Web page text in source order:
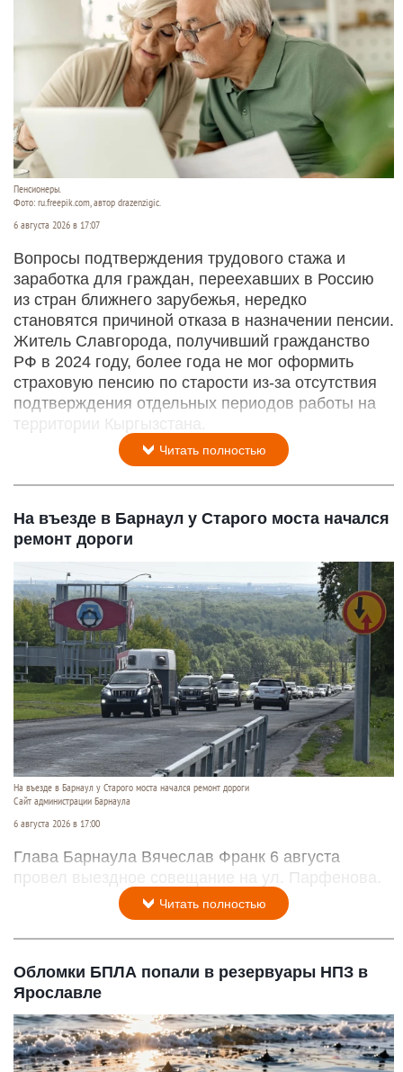
произошла погоня с применением огнестрельного
Читать полностью
Жителю Славгорода назначили пенсию после
перерасчета стажа, полученного в одной из
стран СНГ
Пенсионеры.
Фото: ru.freepik.com, автор drazenzigic.
Вопросы подтверждения трудового стажа и
из стран ближнего зарубежья, нередко
становятся причиной отказа в назначении пенсии.
Житель Славгорода, получивший гражданство
РФ в 2024 году, более года не мог оформить
страховую пенсию по старости из-за отсутствия
подтверждения отдельных периодов работы на
территории Кыргызстана.
Читать полностью
На въезде в Барнаул у Старого моста начался
ремонт дороги
На въезде в Барнаул у Старого моста начался ремонт дороги
Сайт администрации Барнаула
6 августа 2026 в 17:00